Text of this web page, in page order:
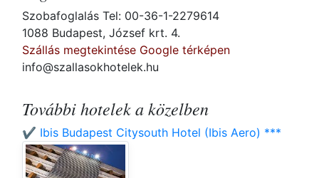
Szobafoglalás Tel: 00-36-1-2279614
1088 Budapest, József krt. 4.
Szállás megtekintése Google térképen
info@szallasokhotelek.hu
További hotelek a közelben
✔️ Ibis Budapest Citysouth Hotel (Ibis Aero) ***